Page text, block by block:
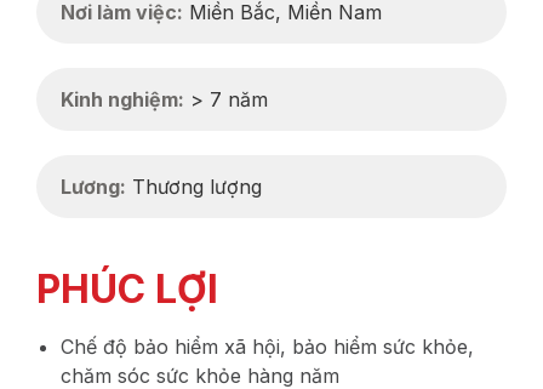
Nơi làm việc: Miền Bắc, Miền Nam
Kinh nghiệm: > 7 năm
Lương: Thương lượng
PHÚC LỢI
Chế độ bảo hiểm xã hội, bảo hiểm sức khỏe,
chăm sóc sức khỏe hàng năm